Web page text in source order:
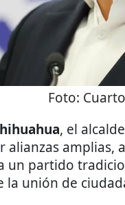
Foto:
, el alcalde
alianzas
un partido
la unión de